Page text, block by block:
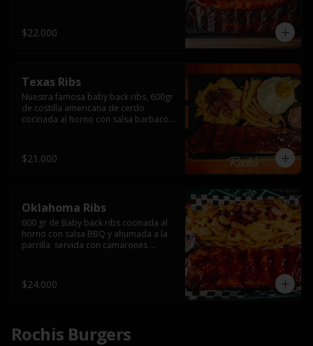
$22.000
Texas Ribs
Nuestra famosa baby back ribs, 600gr
de costilla americana de cerdo
cocinada al horno con salsa barbacoa
tocino ahumado laminado, papas
fritas  y un huevo frito.
$21.000
Oklahoma Ribs
600 gr de Baby back ribs cocinada al
horno con salsa BBQ y ahumada a la
parrilla  servida con camarones
$24.000
Rochis Burgers